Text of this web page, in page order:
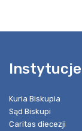
Kuria Biskupia
Sąd Biskupi
Caritas diecezji